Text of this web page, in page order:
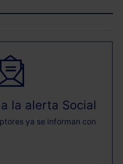
la alerta Social
ya se informan con